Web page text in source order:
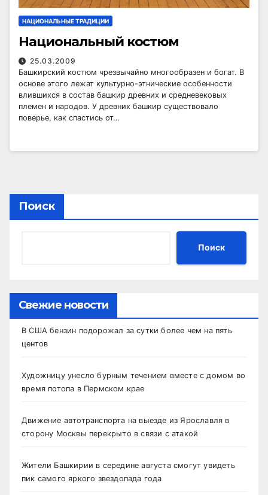
НАЦИОНАЛЬНЫЕ ТРАДИЦИИ
Национальный костюм
25.03.2009
Башкирский костюм чрезвычайно многообразен и богат. В
основе этого лежат культурно-этнические особенности
влившихся в состав башкир древних и средневековых
племен и народов. У древних башкир существовало
поверье, как спастись от…
Поиск
Поиск
Свежие новости
В США бензин подорожал за сутки более чем на пять
центов
Художницу унесло бурным течением вместе с домом во
время потопа в Пермском крае
Движение автотранспорта на выезде из Ярославля в
сторону Москвы перекрыто в связи с атакой
Жители Башкирии в середине августа смогут увидеть
пик самого яркого звездопада года